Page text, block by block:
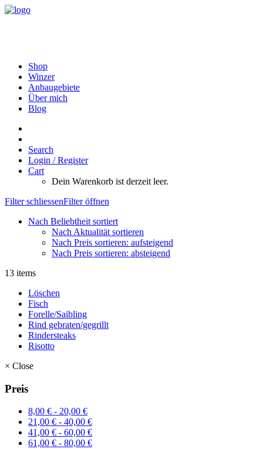
Shop
Winzer
Anbaugebiete
Über mich
Blog
Search
Login / Register
Cart
Dein Warenkorb ist derzeit leer.
Filter schliessenFilter öffnen
Nach Beliebtheit sortiert
Nach Aktualität sortieren
Nach Preis sortieren: aufsteigend
Nach Preis sortieren: absteigend
13 items
Löschen
Fisch
Forelle/Saibling
Rind gebraten/gegrillt
Rindersteaks
Risotto
× Close
Preis
8,00 € - 20,00 €
21,00 € - 40,00 €
41,00 € - 60,00 €
61,00 € - 80,00 €